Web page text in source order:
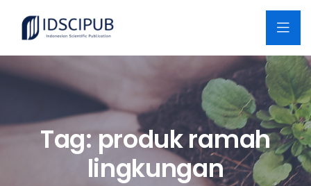
Tag:produk ramah
lingkungan